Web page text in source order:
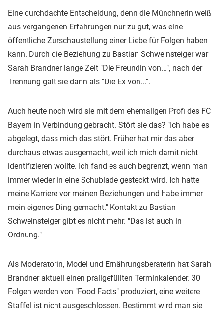
Eine durchdachte Entscheidung, denn die Münchnerin weiß
aus vergangenen Erfahrungen nur zu gut, was eine
öffentliche Zurschaustellung einer Liebe für Folgen haben
kann. Durch die Beziehung zu Bastian Schweinsteigerwar
Sarah Brandner lange Zeit "Die Freundin von...", nach der
Trennung galt sie dann als "Die Ex von...".
Auch heute noch wird sie mit dem ehemaligen Profi des FC
Bayern in Verbindung gebracht. Stört sie das? "Ich habe es
abgelegt, dass mich das stört. Früher hat mir das aber
durchaus etwas ausgemacht, weil ich mich damit nicht
identifizieren wollte. Ich fand es auch begrenzt, wenn man
immer wieder in eine Schublade gesteckt wird. Ich hatte
meine Karriere vor meinen Beziehungen und habe immer
mein eigenes Ding gemacht." Kontakt zu Bastian
Schweinsteiger gibt es nicht mehr. "Das ist auch in
Ordnung."
Als Moderatorin, Model und Ernährungsberaterin hat Sarah
Brandner aktuell einen prallgefüllten Terminkalender. 30
Folgen werden von "Food Facts" produziert, eine weitere
Staffel ist nicht ausgeschlossen. Bestimmt wird man sie